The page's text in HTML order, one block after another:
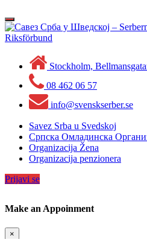
to
content
Toggle
navigation
Stockholm,
08 462 06 57
info@svenskserber.se
Savez Srba u Svedskoj
Српска Омладинска
Organizacija Žena
Organizacija penzionera
Prijavi se
Make an Appoinment
×